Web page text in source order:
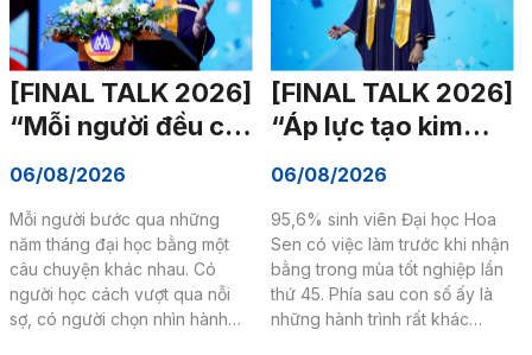
[FINAL TALK 2026]
“Mỗi người đều có
hãy bước ra với tư
thế của người
chiến thắng”
06/08/2026
Mỗi người bước qua những
năm tháng đại học bằng một
câu chuyện khác nhau. Có
người học cách vượt qua nỗi
sợ, có người chọn nhìn hành
[FINAL TALK 2026]
“Áp lực tạo kim
trình dám thử để
tìm thấy chính
mình
06/08/2026
95,6% sinh viên Đại học Hoa
Sen có việc làm trước khi nhận
bằng trong mùa tốt nghiệp lần
thứ 45. Phía sau con số ấy là
những hành trình rất khác